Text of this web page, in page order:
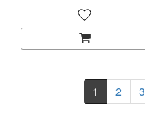
1 2 3